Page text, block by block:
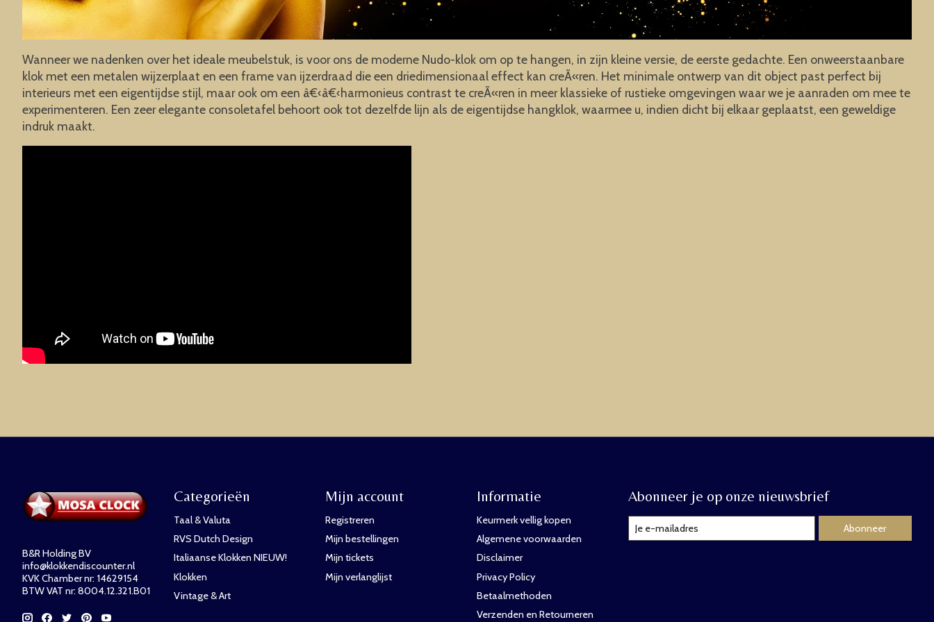
Wanneer we nadenken over het ideale meubelstuk, is voor ons de moderne Nudo-klok om op te hangen, in zijn kleine versie, de eerste gedachte. Een onweerstaanbare
klok met een metalen wijzerplaat en een frame van ijzerdraad die een driedimensionaal effect kan creÃ«ren. Het minimale ontwerp van dit object past perfect bij
interieurs met een eigentijdse stijl, maar ook om een â€‹â€‹harmonieus contrast te creÃ«ren in meer klassieke of rustieke omgevingen waar we je aanraden om mee te
experimenteren. Een zeer elegante consoletafel behoort ook tot dezelfde lijn als de eigentijdse hangklok, waarmee u, indien dicht bij elkaar geplaatst, een geweldige
indruk maakt.
B&R Holding BV
info@klokkendiscounter.nl
KVK Chamber nr: 14629154
BTW VAT nr: 8004.12.321.B01
Categorieën
Taal & Valuta
RVS Dutch Design
Italiaanse Klokken NIEUW!
Klokken
Vintage & Art
Mijn account
Registreren
Mijn bestellingen
Mijn tickets
Mijn verlanglijst
Informatie
Keurmerk vellig kopen
Algemene voorwaarden
Disclaimer
Privacy Policy
Betaalmethoden
Verzenden en Retourneren
Abonneer je op onze nieuwsbrief
Abonneer